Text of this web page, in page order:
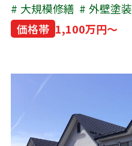
大規模修繕
外壁塗装
価格帯 1,100万円～